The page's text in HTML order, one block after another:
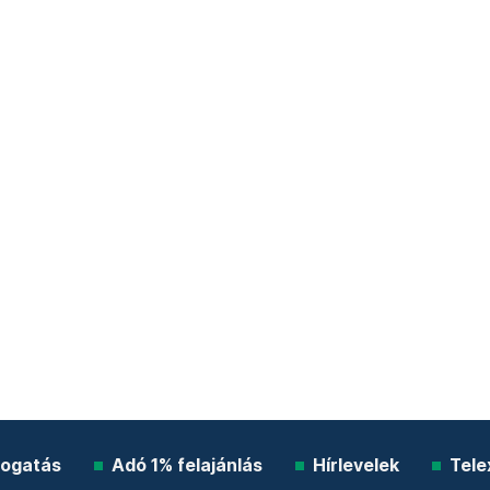
Adó 1% felajánlás Hírlevelek